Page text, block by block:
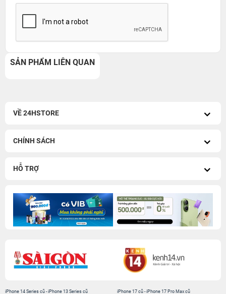
SẢN PHẨM LIÊN QUAN
VỀ 24HSTORE
CHÍNH SÁCH
HỖ TRỢ
iPhone 14 Series cũ -iPhone 13 Series cũ
iPhone 17 cũ-iPhone 17 Pro Max cũ